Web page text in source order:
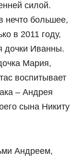
силой.
нечто большее,
в 2011 году,
дочки Иванны.
Мария,
воспитывает
– Андрея
сына Никиту